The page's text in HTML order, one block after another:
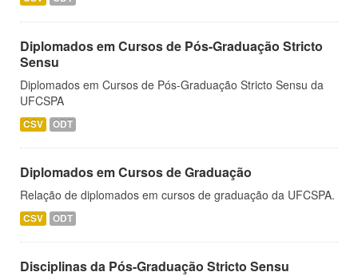
Diplomados em Cursos de Pós-Graduação Stricto
Sensu
Diplomados em Cursos de Pós-Graduação Stricto Sensu da
UFCSPA
CSV ODT
Diplomados em Cursos de Graduação
Relação de diplomados em cursos de graduação da UFCSPA.
CSV ODT
Disciplinas da Pós-Graduação Stricto Sensu